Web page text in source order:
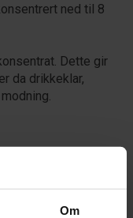
Om
ned til 8
Dette gir
da drikkeklar,